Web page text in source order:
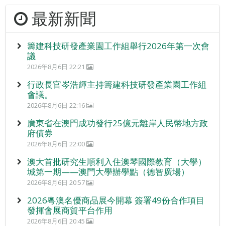
最新新聞
籌建科技研發產業園工作組舉行2026年第一次會
議
2026年8月6日 22:21
行政長官岑浩輝主持籌建科技研發產業園工作組
會議。
2026年8月6日 22:16
廣東省在澳門成功發行25億元離岸人民幣地方政
府債券
2026年8月6日 22:00
澳大首批研究生順利入住澳琴國際教育（大學）
城第一期——澳門大學辦學點（德智廣場）
2026年8月6日 20:57
2026粵澳名優商品展今開幕 簽署49份合作項目
發揮會展商貿平台作用
2026年8月6日 20:45